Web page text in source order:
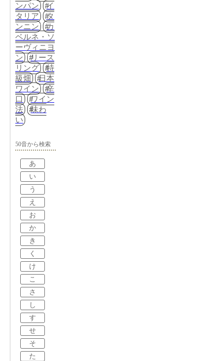
ンパン
イ
タリア
タ
ンニン
カ
ベルネ・ソ
ーヴィニヨ
ン
リース
リング
特
級畑
日本
ワイン
辛
口
ワイン
法
味わ
い
50音から検索
あ
い
う
え
お
か
き
く
け
こ
さ
し
す
せ
そ
た